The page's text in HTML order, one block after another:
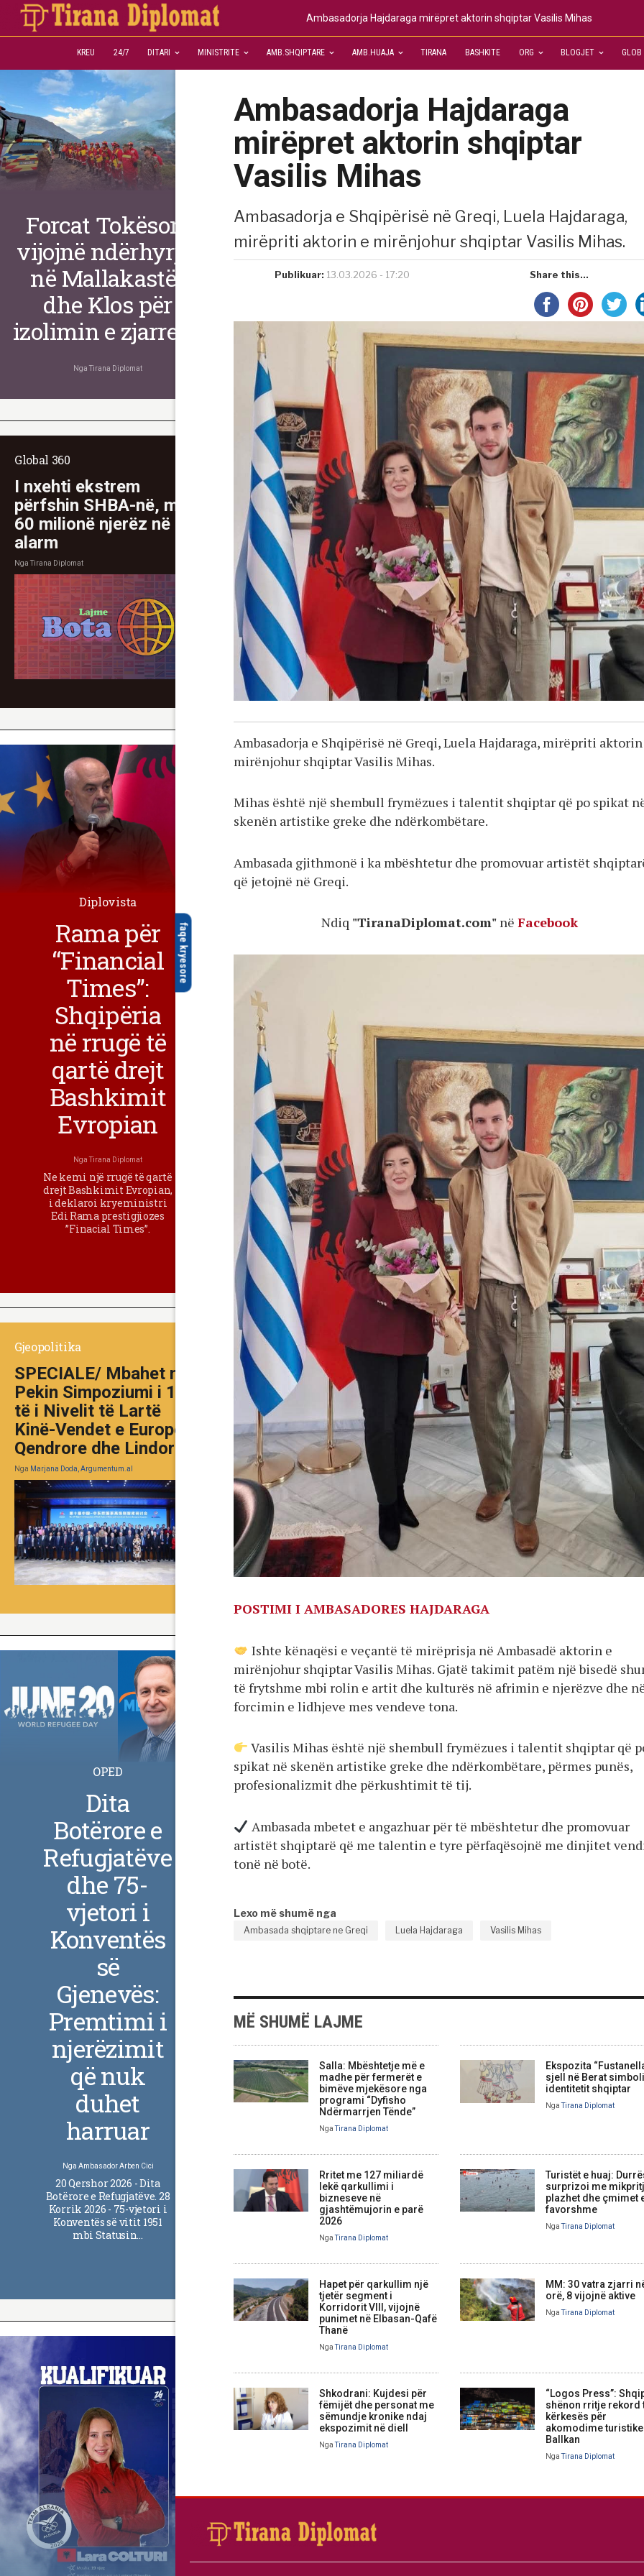
Ambasadorja Hajdaraga mirëpret aktorin shqiptar Vasilis Mihas
KREU 24/7 DITARI MINISTRITE AMB.SHQIPTARE AMB.HUAJA TIRANA BASHKITE ORG BLOGJET GLOB
faqe kryesore
Ambasadorja Hajdaraga
mirëpret aktorin shqiptar
Vasilis Mihas
Ambasadorja e Shqipërisë në Greqi, Luela Hajdaraga,
mirëpriti aktorin e mirënjohur shqiptar Vasilis Mihas.
Publikuar: 13.03.2026 - 17:20 Share this...
Ambasadorja e Shqipërisë në Greqi, Luela Hajdaraga, mirëpriti aktorin
mirënjohur shqiptar Vasilis Mihas.
Mihas është një shembull frymëzues i talentit shqiptar që po spikat
skenën artistike greke dhe ndërkombëtare.
Ambasada gjithmonë i ka mbështetur dhe promovuar artistët
që jetojnë në Greqi.
Ndiq "TiranaDiplomat.com" në Facebook
POSTIMI I AMBASADORES HAJDARAGA
Ishte kënaqësi e veçantë të mirëprisja në Ambasadë aktorin e
mirënjohur shqiptar Vasilis Mihas. Gjatë takimit patëm një bisedë
të frytshme mbi rolin e artit dhe kulturës në afrimin e njerëzve dhe
forcimin e lidhjeve mes vendeve tona.
Vasilis Mihas është një shembull frymëzues i talentit shqiptar që
spikat në skenën artistike greke dhe ndërkombëtare, përmes punës,
profesionalizmit dhe përkushtimit të tij.
Ambasada mbetet e angazhuar për të mbështetur dhe promovuar
artistët shqiptarë që me talentin e tyre përfaqësojnë me dinjitet
tonë në botë.
Lexo më shumë nga
Ambasada shqiptare ne Greqi Luela Hajdaraga Vasilis Mihas
MË SHUMË LAJME
Salla: Mbështetje më e
madhe për fermerët e
bimëve mjekësore nga
programi “Dyfisho
Ndërmarrjen Tënde”
Nga Tirana Diplomat
Ekspozita
sjell në Berat
identitetit shqiptar
Nga Tirana Diplomat
Rritet me 127 miliardë
lekë qarkullimi i
bizneseve në
gjashtëmujorin e parë
2026
Nga Tirana Diplomat
Turistët e huaj:
surprizoi me
plazhet dhe çmimet
favorshme
Nga Tirana Diplomat
Hapet për qarkullim një
tjetër segment i
Korridorit VIII, vijojnë
punimet në Elbasan-Qafë
Thanë
Nga Tirana Diplomat
MM: 30 vatra zjarri
orë, 8 vijojnë aktive
Nga Tirana Diplomat
Shkodrani: Kujdesi për
fëmijët dhe personat me
sëmundje kronike ndaj
ekspozimit në diell
Nga Tirana Diplomat
“Logos Press”:
shënon rritje rekord
kërkesës për
akomodime turistike
Ballkan
Nga Tirana Diplomat
Forcat Tokësore
vijojnë ndërhyrjet
në Mallakastër
dhe Klos për
izolimin e zjarreve
Nga Tirana Diplomat
Global 360
I nxehti ekstrem
përfshin SHBA-në, mbi
60 milionë njerëz në
alarm
NgaTirana Diplomat
Diplovista
Rama për
“Financial
Times”:
Shqipëria
në rrugë të
qartë drejt
Bashkimit
Evropian
NgaTirana Diplomat
Ne kemi një rrugë të qartë
drejt Bashkimit Evropian,
i deklaroi kryeministri
Edi Rama prestigjiozes
”Finacial Times”.
Gjeopolitika
SPECIALE/ Mbahet në
Pekin Simpoziumi i 10-
të i Nivelit të Lartë
Kinë-Vendet e Europës
Qendrore dhe Lindore
Nga Marjana Doda, Argumentum.al
OPED
Dita
Botërore e
Refugjatëve
dhe 75-
vjetori i
Konventës
së
Gjenevës:
Premtimi i
njerëzimit
që nuk
duhet
harruar
Nga Ambasador Arben Cici
20 Qershor 2026 - Dita
Botërore e Refugjatëve. 28
Korrik 2026 - 75-vjetori i
Konventës së vitit 1951
mbi Statusin…